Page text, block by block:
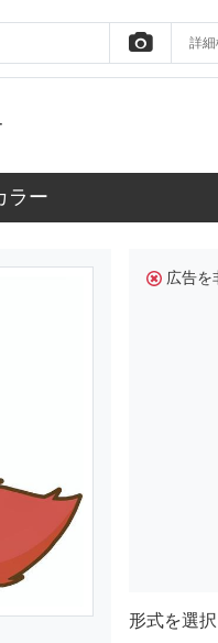
詳細
ラー
広告を
形式を選